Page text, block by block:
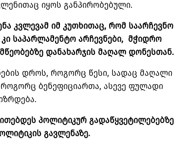
იყოს განპირობებული.
კვლევამ იმ კუთხითაც, რომ საარჩევნო
საპარლამენტო არჩევნები, მჭიდრო
დანახარჯის მაღალ დონესთან.
დროს, როგორც წესი, სადაც მაღალი
ბენეფიციართა, ასევე ფულადი
პოლიტიკურ გადაწყვეტილებებზე
გავლენაზე.